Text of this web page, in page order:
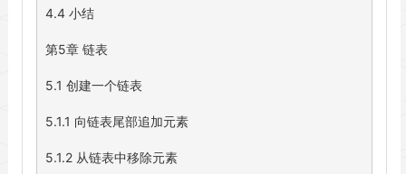
4.4 小结
第5章 链表
5.1 创建一个链表
5.1.1 向链表尾部追加元素
5.1.2 从链表中移除元素